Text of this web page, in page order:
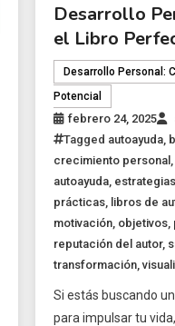
Desarrollo
el Libro
Desarrollo Personal:
Potencial
febrero 24, 2025
Tagged autoayuda,
crecimiento personal,
autoayuda,
prácticas, libros de
motivación, objetivos,
reputación del autor,
transformación,
Si estás buscando
para impulsar tu